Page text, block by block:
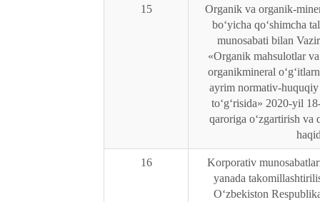
15
Organik va organik-
bo‘yicha qo‘shimcha
munosabati bilan
«Organik mahsulotlar
organik­mineral
ayrim normativ-
to‘g‘risida» 2020-yil
qaroriga o‘zgartirish va
16
Korporativ
yanada
O‘zbekiston